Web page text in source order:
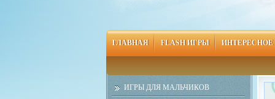
ГЛАВНАЯ FLASH ИГРЫ ИНТЕРЕСНОЕ
ИГРЫ ДЛЯ МАЛЬЧИКОВ